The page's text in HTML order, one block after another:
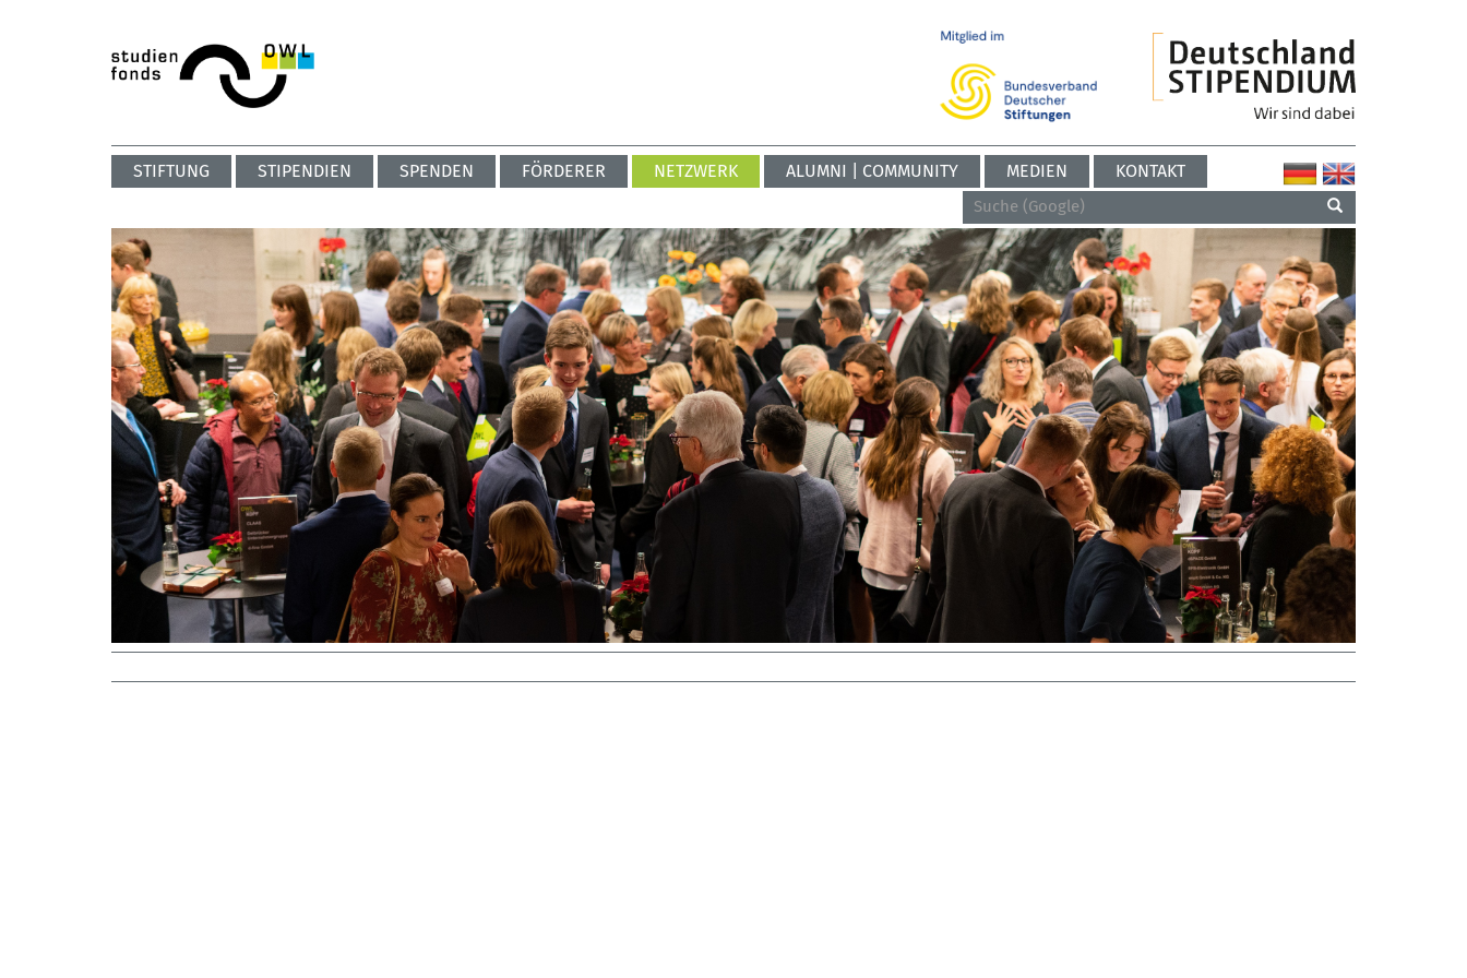
STIFTUNG STIPENDIEN SPENDEN FÖRDERER NETZWERK ALUMNI | COMMUNITY MEDIEN KONTAKT